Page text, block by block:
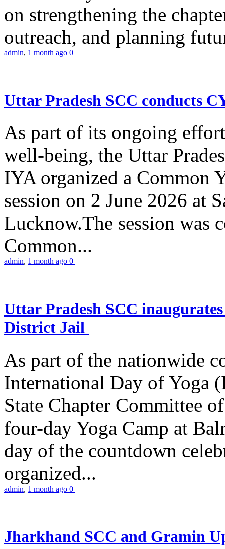
on strengthening the
outreach, and planning
admin, 1 month ago 0
Uttar Pradesh SCC conducts
As part of its ongoing
well-being, the Uttar
IYA organized a Common
session on 2 June 2026 at
Lucknow.The session was
Common...
admin, 1 month ago 0
Uttar Pradesh SCC
District Jail
As part of the nationwide
International Day of Yoga
State Chapter Committee
four-day Yoga Camp at
day of the countdown
organized...
admin, 1 month ago 0
Jharkhand SCC and Gramin